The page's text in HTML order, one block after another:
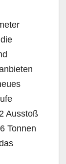
Ausstoß
Tonnen